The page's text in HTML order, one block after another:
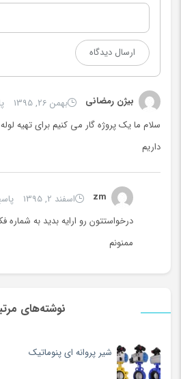
نوشته‌های
شیر پروانه ای پنوماتیک
بیژن رمضانی بهمن 26, 1395
سلام ما یک پروژه گار می کنیم برای تهیه
داریم
zm اسفند 2, 1395
درخواستتون رو ارایه بدید به شماره فکس
ممنونم